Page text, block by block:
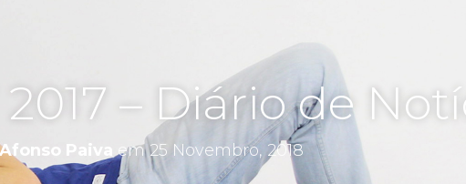
2017 – Diário de
Afonso Paivaem25 Novembro, 2018